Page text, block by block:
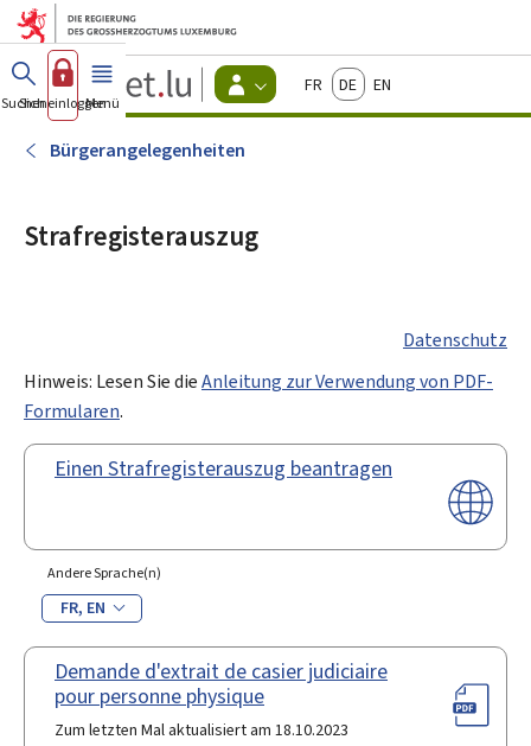
Zum Hauptmenü
Zum Inhalt
Guichet.lu
Changer
d'espace
FrançaisDeutschEnglish
Suchen
Sich einloggen
Menü Haupt-
Bürgerangelegenheiten
Strafregisterauszug
Datenschutz
Hinweis: Lesen Sie dieAnleitung zur Verwendung von PDF-
Formularen.
Einen Strafregisterauszug beantragen
Andere Sprache(n)
FR EN
Demande d'extrait de casier judiciaire
pour personne physique
Zum letzten Mal aktualisiert am 18.10.2023